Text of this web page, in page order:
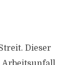
Dieser